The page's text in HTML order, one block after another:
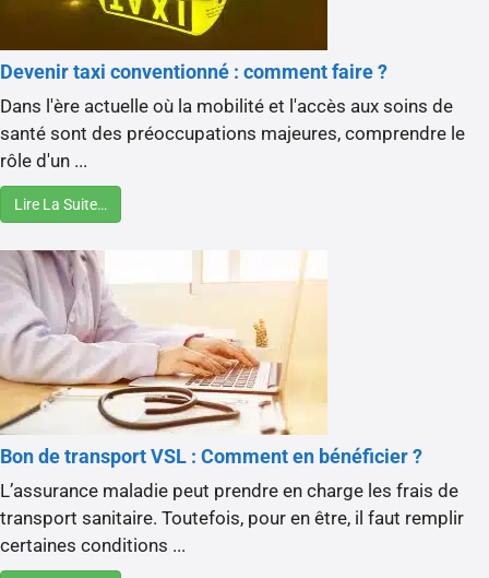
Devenir taxi conventionné : comment faire ?
Dans l'ère actuelle où la mobilité et l'accès aux soins de
santé sont des préoccupations majeures, comprendre le
rôle d'un ...
Lire La Suite…
Bon de transport VSL : Comment en bénéficier ?
L’assurance maladie peut prendre en charge les frais de
transport sanitaire. Toutefois, pour en être, il faut remplir
certaines conditions ...